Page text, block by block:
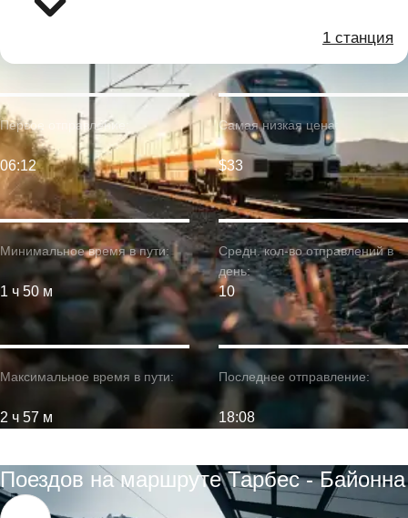
1 станция
Минимальное время в пути:
1 ч 50 м
Первое отправление:
06:12
Максимальное время в пути:
2 ч 57 м
Самая низкая цена:
$33
Средн. кол-во отправлений в
день:
10
Последнее отправление:
18:08
Поездов на маршруте Тарбес - Байонна